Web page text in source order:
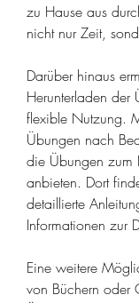
zu Hause aus
nicht nur Zeit,
Darüber hinaus
Herunterladen der
flexible Nutzung.
Übungen nach
die Übungen zum
anbieten. Dort
detaillierte
Informationen zur
Eine weitere
von Büchern oder